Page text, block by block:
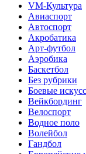
VM-Культура
Авиаспорт
Автоспорт
Акробатика
Арт-футбол
Аэробика
Баскетбол
Без рубрики
Боевые
Вейкбординг
Велоспорт
Водное поло
Волейбол
Гандбол